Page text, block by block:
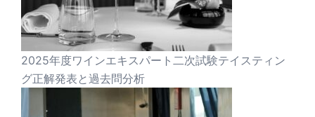
2025年度ワインエキスパート二次試験テイスティン
グ正解発表と過去問分析